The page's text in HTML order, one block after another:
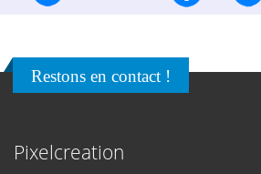
Restons en contact !
Pixelcreation